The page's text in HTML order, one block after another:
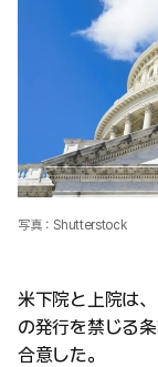
写真：Shutterstock
米下院と上院は
の発行を禁じる
合意した。